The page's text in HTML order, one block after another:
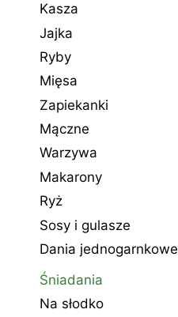
Kasza
Jajka
Ryby
Mięsa
Zapiekanki
Mączne
Warzywa
Makarony
Ryż
Sosy i gulasze
Dania jednogarnkowe
Śniadania
Na słodko